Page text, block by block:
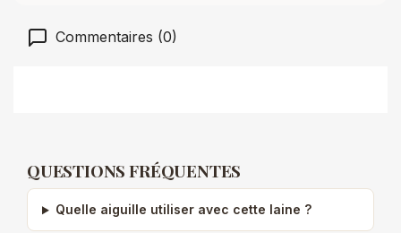
Commentaires (0)
QUESTIONS FRÉQUENTES
Quelle aiguille utiliser avec cette laine ?